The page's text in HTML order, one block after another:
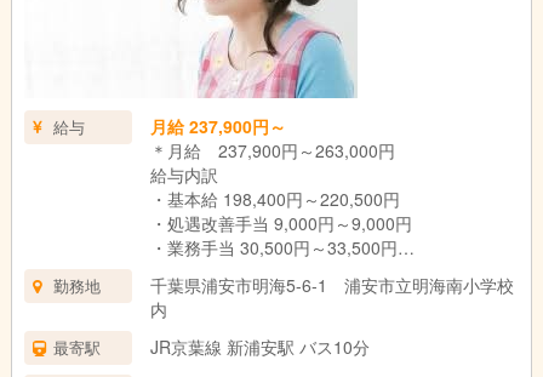
給与
月給 237,900円～
＊月給 237,900円～263,000円
給与内訳
・基本給 198,400円～220,500円
・処遇改善手当 9,000円～9,000円
・業務手当 30,500円～33,500円
(業務手当は時間外労働の有無にかかわらず20時
間分の時間外手当として支給。超過分は別途支
給)
※勤続1年以上で一部報奨金あり
勤務地
千葉県浦安市明海5-6-1 浦安市立明海南小学校
内
最寄駅 JR京葉線 新浦安駅 バス10分